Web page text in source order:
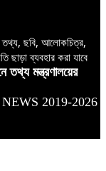
তথ্য, ছবি, আলোকচিত্র,
ছাড়া ব্যবহার করা যাবে
তথ্য মন্ত্রণালয়ের
2019-2026